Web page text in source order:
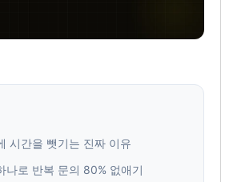
시간을 뺏기는 진짜 이유
나로 반복 문의 80% 없애기